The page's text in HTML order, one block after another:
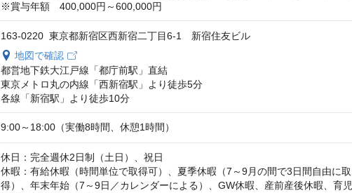
※賞与年額　400,000円～600,000円
163-0220 東京都新宿区西新宿二丁目6-1 新宿住友ビル
地図で確認
都営地下鉄大江戸線「都庁前駅」直結
東京メトロ丸の内線「西新宿駅」より徒歩5分
各線「新宿駅」より徒歩10分
9:00～18:00（実働8時間、休憩1時間）
休日：完全週休2日制（土日）、祝日
休暇：有給休暇（時間単位で取得可）、夏季休暇（7～9月の間で3日間自由に取
得）、年末年始（7～9日／カレンダーによる）、GW休暇、産前産後休暇、育児